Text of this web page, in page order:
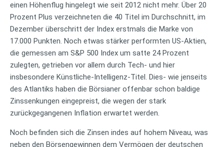
einen Höhenflug hingelegt wie seit 2012 nicht mehr. Über 20
Prozent Plus verzeichneten die 40 Titel im Durchschnitt, im
Dezember überschritt der Index erstmals die Marke von
17.000 Punkten. Noch etwas stärker performten US-Aktien,
die gemessen am S&P 500 Index um satte 24 Prozent
zulegten, getrieben vor allem durch Tech- und hier
insbesondere Künstliche-Intelligenz-Titel. Dies- wie jenseits
des Atlantiks haben die Börsianer offenbar schon baldige
Zinssenkungen eingepreist, die wegen der stark
zurückgegangenen Inflation erwartet werden.
Noch befinden sich die Zinsen indes auf hohem Niveau, was
neben den Börsengewinnen dem Vermögen der deutschen